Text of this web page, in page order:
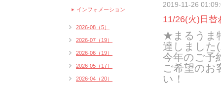
2019-11-26
11/26(火)日替
★まるうま
達しました
今年のご予
ご希望のお
い！
インフォメーション
2026-08（5）
2026-07（19）
2026-06（19）
2026-05（17）
2026-04（20）